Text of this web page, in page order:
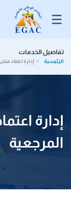
تفاصيل الخدمات‎
الرئيسية إدارة اعتماد
إدارة
المرجعية